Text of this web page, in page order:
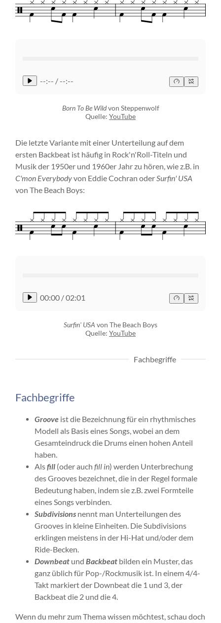
--:-- / --:--
Born To Be Wildvon Steppenwolf
Quelle: YouTube
Die letzte Variante mit einer Unterteilung auf dem
ersten Backbeat ist häufig in Rock'n'Roll-Titeln und
Musik der 1950er und 1960er Jahr zu hören, wie z.B. in
C'mon Everybodyvon Eddie Cochran oderSurfin' USA
von The Beach Boys:
00:00 /02:01
Surfin' USA von The Beach Boys
Quelle: YouTube
Fachbegriffe
Fachbegriffe
Grooveist die Bezeichnung für ein rhythmisches
Modell als Basis eines Songs, wobei an dem
Gesamteindruck die Drums einen hohen Anteil
haben.
Alsfill(oder auch fill in) werden Unterbrechung
des Grooves bezeichnet, die in der Regel formale
Bedeutung haben, indem sie z.B. zwei Formteile
eines Songs verbinden.
Subdivisionsnennt man Unterteilungen des
Grooves in kleine Einheiten. Die Subdivisions
erklingen meistens in der Hi-Hat und/oder dem
Ride-Becken.
Downbeatund Backbeatbilden ein Muster, das
ganz üblich für Pop-/Rockmusik ist. In einem 4/4-
Takt markiert der Downbeat die 1 und 3, der
Backbeat die 2 und die 4.
Wenn du mehr zum Thema wissen möchtest, schau doch